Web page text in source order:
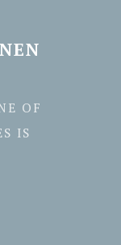
OF
IS